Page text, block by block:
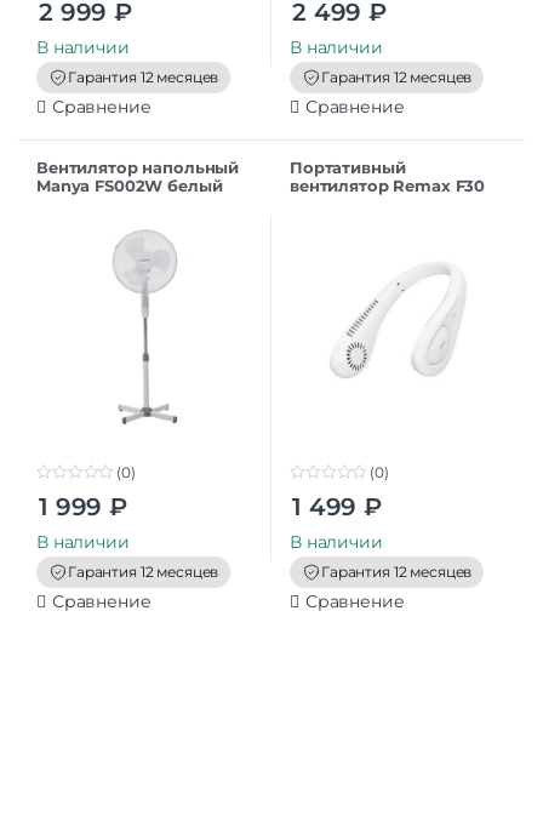
o
t
o
f
5
2 999 ₽
В наличии
Гарантия 12 месяцев
Сравнение
o
t
o
f
5
2 499 ₽
В наличии
Гарантия 12 месяцев
Сравнение
Вентилятор напольный
Manya FS002W белый
t
o
f
5
(0)
1 999 ₽
В наличии
Гарантия 12 месяцев
Сравнение
Портативный
вентилятор Remax F30
t
o
f
5
(0)
1 499 ₽
В наличии
Гарантия 12 месяцев
Сравнение